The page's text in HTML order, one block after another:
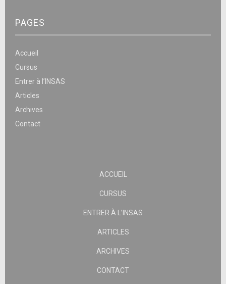
PAGES
Accueil
Cursus
Entrer à l’INSAS
Articles
Archives
Contact
ACCUEIL
CURSUS
ENTRER À L’INSAS
ARTICLES
ARCHIVES
CONTACT